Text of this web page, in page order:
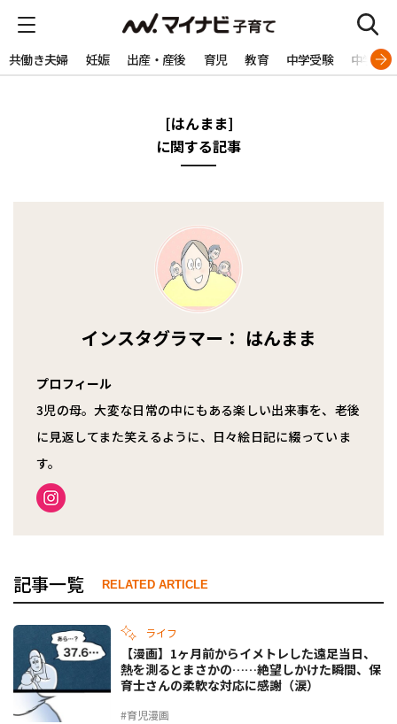
共働き夫婦 妊娠 出産・産後 育児 教育 中学受験 中学生
[はんまま]
に関する記事
インスタグラマー： はんまま
プロフィール
3児の母。大変な日常の中にもある楽しい出来事を、老後
に見返してまた笑えるように、日々絵日記に綴っていま
す。
記事一覧 RELATED ARTICLE
ライフ
#育児漫画
【漫画】1ヶ月前からイメトレした遠足当日、
熱を測るとまさかの……絶望しかけた瞬間、保
育士さんの柔軟な対応に感謝（涙）